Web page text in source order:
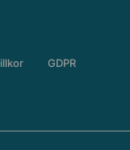
GDPR